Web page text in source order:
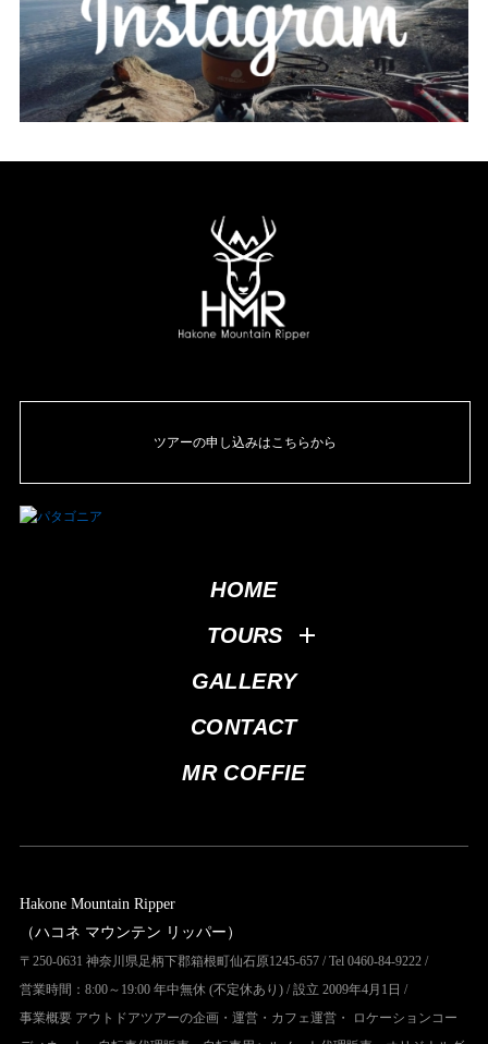
ツアーの申し込みはこちらから
HOME
TOURS
GALLERY
CONTACT
MR COFFIE
Hakone Mountain Ripper
（ハコネ マウンテン リッパー）
〒250-0631 神奈川県足柄下郡箱根町仙石原1245-657 / Tel 0460-84-9222 /
営業時間：8:00～19:00 年中無休 (不定休あり) / 設立 2009年4月1日 /
事業概要 アウトドアツアーの企画・運営・カフェ運営・ ロケーションコー